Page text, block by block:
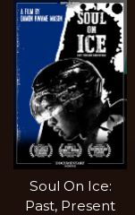
Soul On Ice:
Past, Present